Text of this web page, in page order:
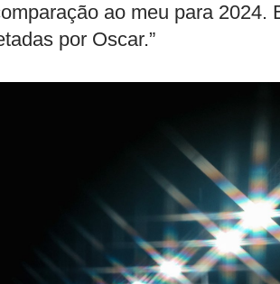
ao meu para 2024.
por Oscar.”